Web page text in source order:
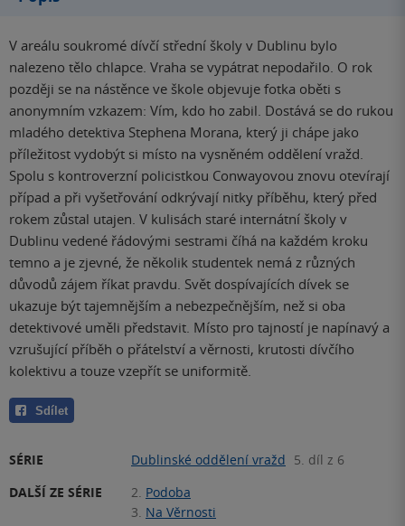
V areálu soukromé dívčí střední školy v Dublinu bylo
nalezeno tělo chlapce. Vraha se vypátrat nepodařilo. O rok
později se na nástěnce ve škole objevuje fotka oběti s
anonymním vzkazem: Vím, kdo ho zabil. Dostává se do rukou
mladého detektiva Stephena Morana, který ji chápe jako
příležitost vydobýt si místo na vysněném oddělení vražd.
Spolu s kontroverzní policistkou Conwayovou znovu otevírají
případ a při vyšetřování odkrývají nitky příběhu, který před
rokem zůstal utajen. V kulisách staré internátní školy v
Dublinu vedené řádovými sestrami číhá na každém kroku
temno a je zjevné, že několik studentek nemá z různých
důvodů zájem říkat pravdu. Svět dospívajících dívek se
ukazuje být tajemnějším a nebezpečnějším, než si oba
detektivové uměli představit. Místo pro tajností je napínavý a
vzrušující příběh o přátelství a věrnosti, krutosti dívčího
kolektivu a touze vzepřít se uniformitě.
Sdílet
SÉRIE Dublinské oddělení vražd 5. díl z 6
DALŠÍ ZE SÉRIE
2. Podoba
3. Na Věrnosti